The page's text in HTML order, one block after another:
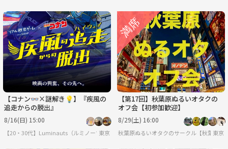
【コナン👓×謎解き💡】『疾風の
追走からの脱出』
8/16(日) 15:00
【20・30代】Luminauts（ルミノーツ）︎✨
東京
【第17回】秋葉原ぬるいオタクの
オフ会【初参加歓迎】
8/29(土) 16:00
秋葉原ぬるいオタクのサークル【秋葉原ぬ
東京